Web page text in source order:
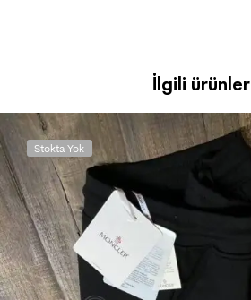
İlgili ürünler
Stokta Yok